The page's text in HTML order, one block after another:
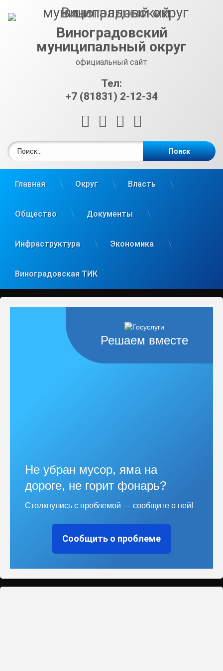
Виноградовский
муниципальный округ
официальный сайт
Тел:
+7 (81831) 2-12-34
RSS E-mailВКонтакте
Главная Округ Власть
Общество Документы
Инфраструктура Экономика
Виноградовская ТИК
Решаем вместе
Не убран мусор, яма на
дороге, не горит фонарь?
Столкнулись с проблемой — сообщите о ней!
Сообщить о проблеме